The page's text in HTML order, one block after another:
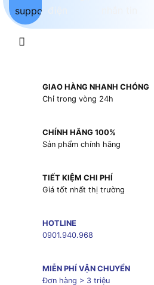
GIAO HÀNG NHANH CHÓNG
Chỉ trong vòng 24h
CHÍNH HÃNG 100%
Sản phẩm chính hãng
TIẾT KIỆM CHI PHÍ
Giá tốt nhất thị trường
HOTLINE
0901.940.968
MIỄN PHÍ VẬN CHUYỂN
Đơn hàng > 3 triệu